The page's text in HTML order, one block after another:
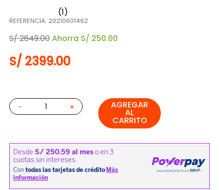
(1)
REFERENCIA:20210601462
S/2649.00Ahorra S/ 250.00
S/ 2399.00
＋
－ AGREGAR
AL
CARRITO